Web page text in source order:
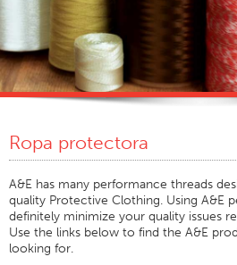
Descripción General
Compromiso Con El Cliente
Cultura Empresarial De Calidad
Ambiente
Código De Conducta
Certificaciones
Sucursales En El Mundo
Ropa protectora
A&E has many performance threads
quality Protective Clothing. Using A&E
definitely minimize your quality issues
Use the links below to find the A&E
looking for.